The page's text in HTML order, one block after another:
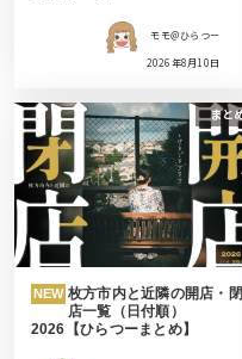
モモ＠ひらつー
2026年8月10日
まと
NEW 枚方市内と近隣の開店・閉
店一覧（日付順）
2026【ひらつーまとめ】